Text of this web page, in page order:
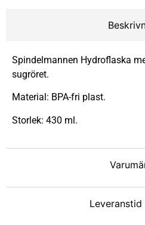
Leveranstid
Spindelmannen Hydroflaska
sugröret.
Material: BPA-fri plast.
Storlek: 430 ml.